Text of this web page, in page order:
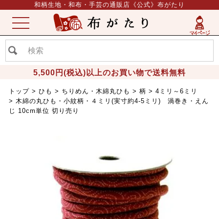
和柄生地・和布・手芸の通販店《公式》布がたり
5,500円(税込)以上のお買い物で送料無料
ME
NU
トップ ひも ちりめん・木綿丸ひも 柄
4ミリ～6ミリ
木綿の丸ひも・小紋柄・４ミリ(実寸約4-5ミリ) 渦巻き・えん
じ 10cm単位 切り売り